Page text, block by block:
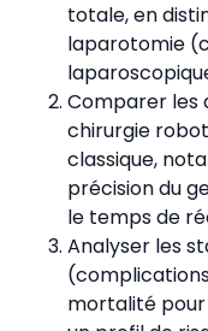
totale, en
laparotomie
Comparer les
chirurgie
classique,
précision du
le temps de
Analyser les
mortalité pour